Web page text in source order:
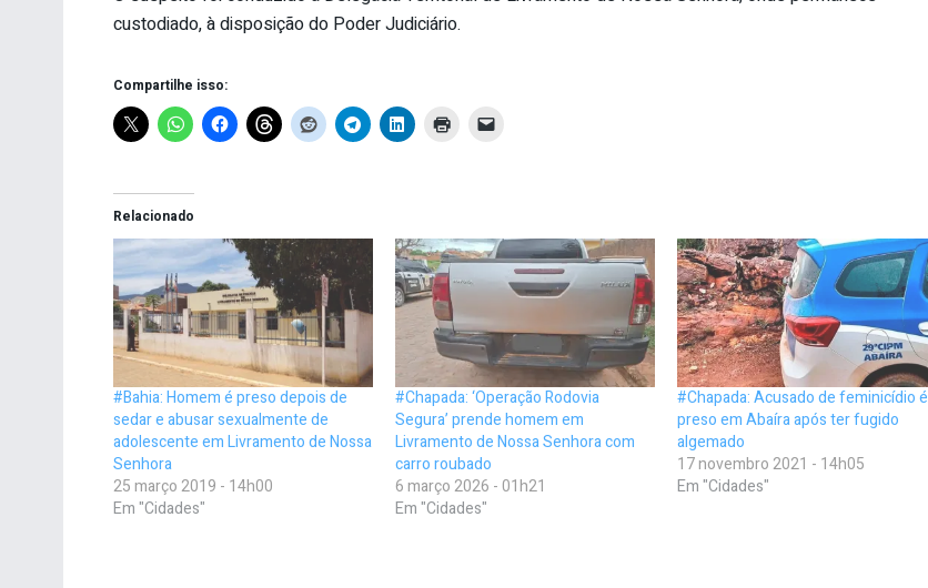
custodiado, à disposição do Poder Judiciário.
Compartilhe isso:
Relacionado
#Bahia: Homem é preso depois de
sedar e abusar sexualmente de
adolescente em Livramento de Nossa
Senhora
25 março 2019 - 14h00
Em "Cidades"
#Chapada: ‘Operação Rodovia
Segura’ prende homem em
Livramento de Nossa Senhora com
carro roubado
6 março 2026 - 01h21
Em "Cidades"
#Chapada: Acusado de feminicídio é
preso em Abaíra após ter fugido
algemado
17 novembro 2021 - 14h05
Em "Cidades"